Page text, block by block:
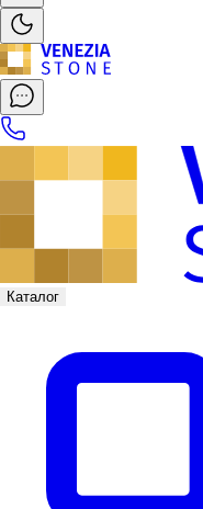
Каталог